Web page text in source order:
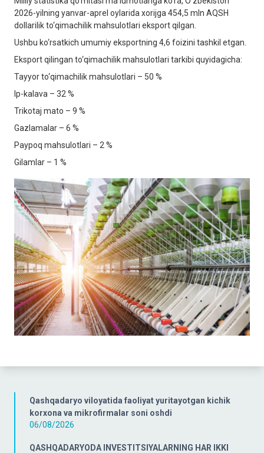
Qashqadaryo viloyatida faoliyat yuritayotgan kichik
korxona va mikrofirmalar soni oshdi
06/08/2026
QASHQADARYODA INVESTITSIYALARNING HAR IKKI
2026-yilning yanvar-aprel oylarida xorijga 454,5 mln AQSH
dollarilik to‘qimachilik mahsulotlari eksport qilgan.
Ushbu ko‘rsatkich umumiy eksportning 4,6 foizini tashkil etgan.
Eksport qilingan to‘qimachilik mahsulotlari tarkibi quyidagicha:
Tayyor to‘qimachilik mahsulotlari – 50 %
Ip-kalava – 32 %
Trikotaj mato – 9 %
Gazlamalar – 6 %
Paypoq mahsulotlari – 2 %
Gilamlar – 1 %